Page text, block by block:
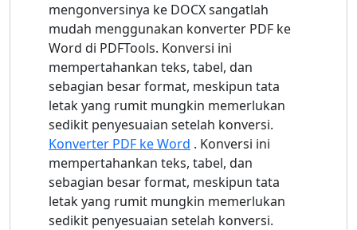
mengonversinya ke DOCX sangatlah
mudah menggunakan konverter PDF ke
Word di PDFTools. Konversi ini
mempertahankan teks, tabel, dan
sebagian besar format, meskipun tata
letak yang rumit mungkin memerlukan
sedikit penyesuaian setelah konversi.
Konverter PDF ke Word . Konversi ini
mempertahankan teks, tabel, dan
sebagian besar format, meskipun tata
letak yang rumit mungkin memerlukan
sedikit penyesuaian setelah konversi.